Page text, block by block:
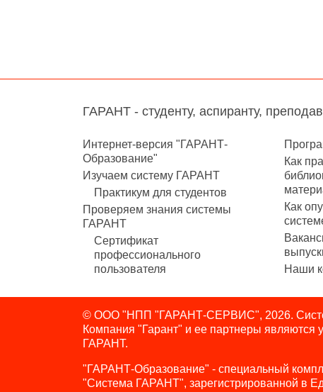
ГАРАНТ - студенту, аспиранту,
Интернет-версия "ГАРАНТ-
Образование"
Изучаем систему ГАРАНТ
Практикум для студентов
Проверяем знания системы
ГАРАНТ
Сертификат
профессионального
пользователя
Как
Как
Наши
© ООО "НПП "ГАРАНТ-СЕРВИС", 2026.
Компания "Гарант" и ее партнеры являются
ГАРАНТ.
"ГАРАНТ-Образование" - специальный
"Система ГАРАНТ", зарегистрированной в